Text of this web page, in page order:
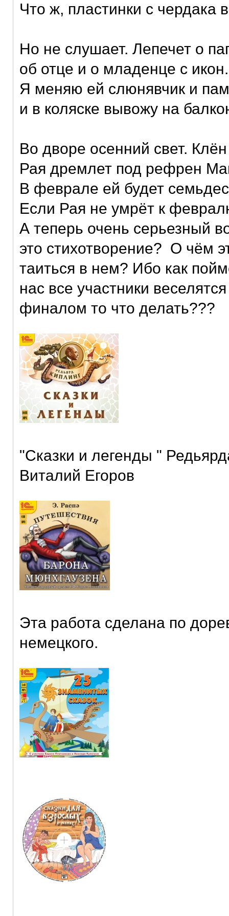
Что ж, пластинки с чердака
Но не слушает. Лепечет о
об отце и о младенце с икон.
Я меняю ей слюнявчик и
и в коляске вывожу на
Во дворе осенний свет.
Рая дремлет под рефрен
В феврале ей будет
Если Рая не умрёт к
А теперь очень серьезный
это стихотворение? О чём
таиться в нем? Ибо как
нас все участники
финалом то что делать???
"Сказки и легенды "
Виталий Егоров
Эта работа сделана по
немецкого.